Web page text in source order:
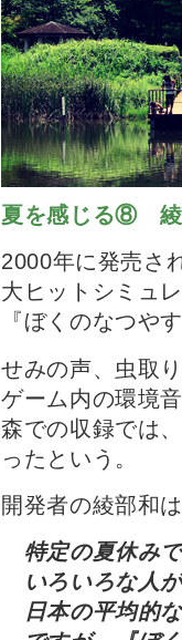
夏を感じる⑧
2000年に発売さ
大ヒットシミュ
『ぼくのなつや
せみの声、虫取
ゲーム内の環境
森での収録では
ったという。
開発者の綾部和
特定の夏休み
いろいろな人
日本の平均的